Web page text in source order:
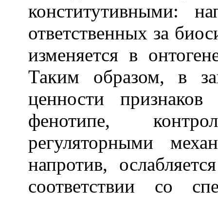
конститутивными:
ответственных за
изменяется в
Таким образом, в
ценности
фенотипе,
регуляторными
напротив,
соответствии со